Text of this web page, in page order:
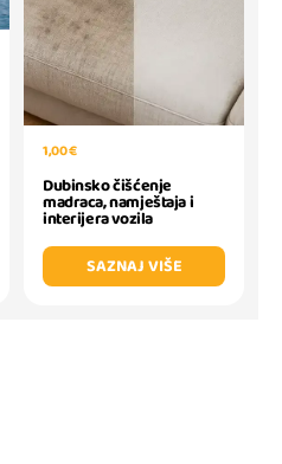
1,00 €
Dubinsko čišćenje
madraca, namještaja i
interijera vozila
SAZNAJ VIŠE